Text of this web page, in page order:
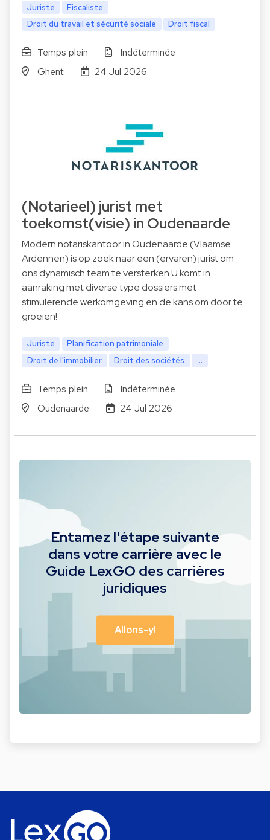
Juriste
Fiscaliste
Droit du travail et sécurité sociale
Droit fiscal
Temps plein
Indéterminée
Ghent
24 Jul 2026
(Notarieel) jurist met
toekomst(visie) in Oudenaarde
Modern notariskantoor in Oudenaarde (Vlaamse
Ardennen) is op zoek naar een (ervaren) jurist om
ons dynamisch team te versterken U komt in
aanraking met diverse type dossiers met
stimulerende werkomgeving en de kans om door te
groeien!
Juriste
Planification patrimoniale
Droit de l'immobilier
Droit des sociétés ...
Temps plein
Indéterminée
Oudenaarde
24 Jul 2026
Entamez l'étape suivante
dans votre carrière avec le
Guide LexGO des carrières
juridiques
Allons-y!